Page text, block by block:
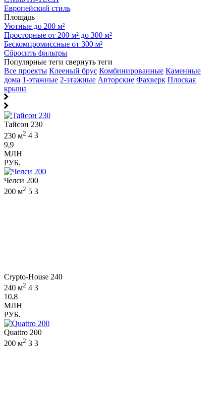
Европейский стиль
Площадь
Уютные до 200 м²
Просторные от 200 м² до 300 м²
Бескомпромиссные от 300 м²
Сбросить фильтры
Популярные теги свернуть теги
Все проекты Клееный брус Комбинированные Каменные
дома 1-этажные 2-этажные Авторские Фахверк Плоская
крыша
Тайсон 230
230 м2 4 3
9,9
МЛН
РУБ.
Челси 200
200 м2 5 3
Crypto-House 240
240 м2 4 3
10,8
МЛН
РУБ.
Quattro 200
200 м2 3 3